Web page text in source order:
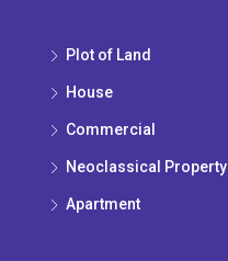
Plot of Land
House
Commercial
Neoclassical Property
Apartment